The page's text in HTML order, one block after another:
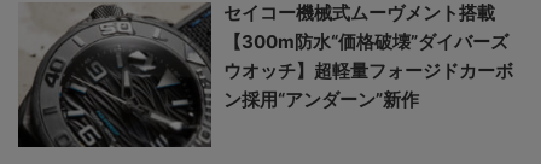
セイコー機械式ムーヴメント搭載
【300m防水“価格破壊”ダイバーズ
ウオッチ】超軽量フォージドカーボ
ン採用“アンダーン”新作